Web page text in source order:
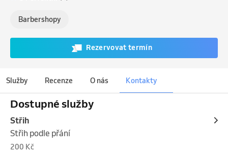
Barbershopy
Rezervovat termín
Služby Recenze O nás Kontakty
Dostupné služby
Střih
Střih podle přání
200 Kč